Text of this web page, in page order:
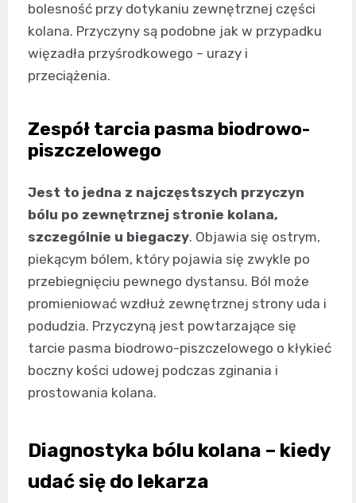
bolesność przy dotykaniu zewnętrznej części
kolana. Przyczyny są podobne jak w przypadku
więzadła przyśrodkowego – urazy i
przeciążenia.
Zespół tarcia pasma biodrowo-
piszczelowego
Jest to jedna z najczęstszych przyczyn
bólu po zewnętrznej stronie kolana,
szczególnie u biegaczy. Objawia się ostrym,
piekącym bólem, który pojawia się zwykle po
przebiegnięciu pewnego dystansu. Ból może
promieniować wzdłuż zewnętrznej strony uda i
podudzia. Przyczyną jest powtarzające się
tarcie pasma biodrowo-piszczelowego o kłykieć
boczny kości udowej podczas zginania i
prostowania kolana.
Diagnostyka bólu kolana – kiedy
udać się do lekarza